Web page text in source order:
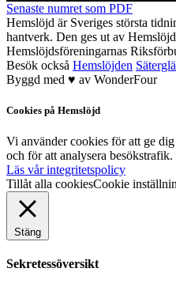
Senaste numret som PDF
Hemslöjd är Sveriges största
hantverk. Den ges ut av
Hemslöjdsföreningarnas
Besök också Hemslöjden
Byggd med ♥ av WonderFour
Cookies på Hemslöjd
Vi använder cookies för att ge
och för att analysera besökstrafik.
Läs vår integritetspolicy
Tillåt alla cookiesCookie
Stäng
Sekretessöversikt